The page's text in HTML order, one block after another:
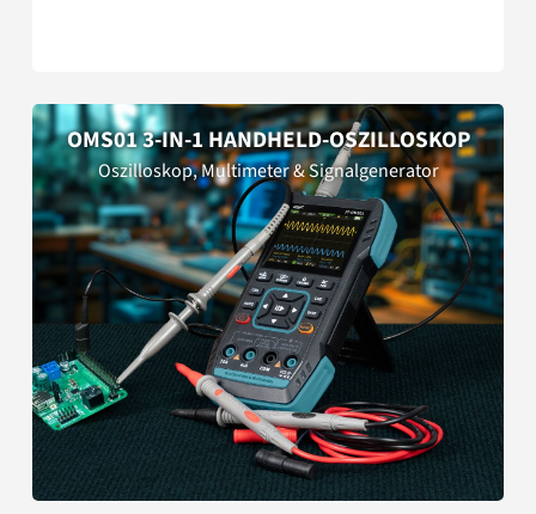
OMS01 3-IN-1 HANDHELD-OSZILLOSKOP
Oszilloskop, Multimeter & Signalgenerator